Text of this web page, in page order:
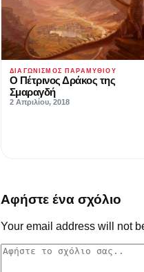
ΔΙΑΓΩΝΙΣΜΌΣ ΠΑΡΑΜΥΘΙΟΎ
Ο Πέτρινος Δράκος της
Σμαραγδή
2 Απριλίου, 2018
Αφήστε ένα σχόλιο
Your email address will not